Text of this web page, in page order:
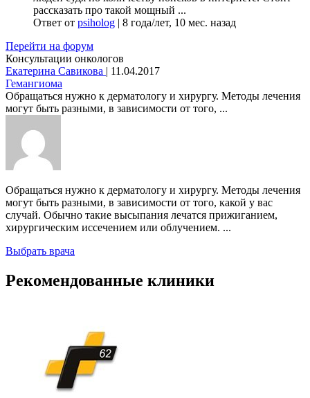
рассказать про такой мощный ...
Ответ от psiholog | 8 года/лет, 10 мес. назад
Перейти на форум
Консультации онкологов
Екатерина Савикова | 11.04.2017
Гемангиома
Обращаться нужно к дерматологу и хирургу. Методы лечения
могут быть разными, в зависимости от того, ...
Обращаться нужно к дерматологу и хирургу. Методы лечения
могут быть разными, в зависимости от того, какой у вас
случай. Обычно такие высыпания лечатся прижиганием,
хирургическим иссечением или облучением. ...
Выбрать врача
Рекомендованные клиники